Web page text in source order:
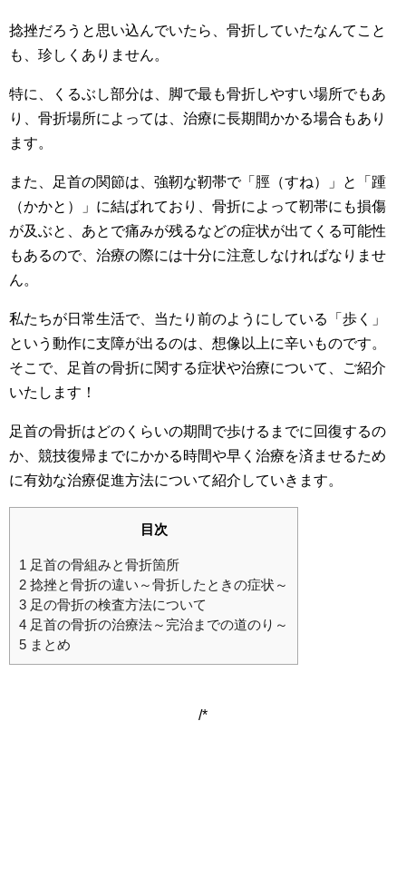
捻挫だろうと思い込んでいたら、骨折していたなんてこと
も、珍しくありません。
特に、くるぶし部分は、脚で最も骨折しやすい場所でもあ
り、骨折場所によっては、治療に長期間かかる場合もあり
ます。
また、足首の関節は、強靭な靭帯で「脛（すね）」と「踵
（かかと）」に結ばれており、骨折によって靭帯にも損傷
が及ぶと、あとで痛みが残るなどの症状が出てくる可能性
もあるので、治療の際には十分に注意しなければなりませ
ん。
私たちが日常生活で、当たり前のようにしている「歩く」
という動作に支障が出るのは、想像以上に辛いものです。
そこで、足首の骨折に関する症状や治療について、ご紹介
いたします！
足首の骨折はどのくらいの期間で歩けるまでに回復するの
か、競技復帰までにかかる時間や早く治療を済ませるため
に有効な治療促進方法について紹介していきます。
目次
1 足首の骨組みと骨折箇所
2 捻挫と骨折の違い～骨折したときの症状～
3 足の骨折の検査方法について
4 足首の骨折の治療法～完治までの道のり～
5 まとめ
/*